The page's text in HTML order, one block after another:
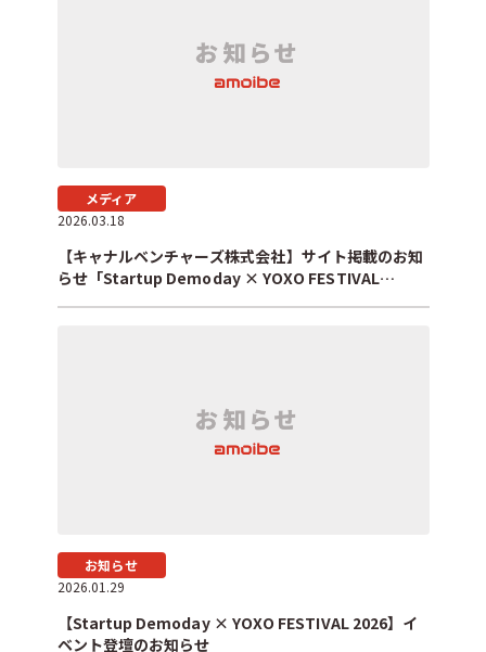
メディア
2026.03.18
【キャナルベンチャーズ株式会社】サイト掲載のお知
らせ「Startup Demoday × YOXO FESTIVAL
お知らせ
2026.01.29
【Startup Demoday × YOXO FESTIVAL 2026】イ
ベント登壇のお知らせ